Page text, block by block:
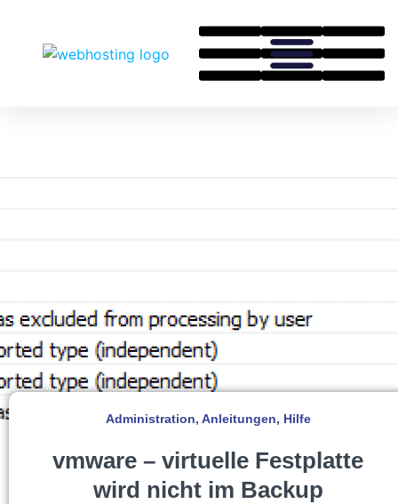
Administration, Anleitungen, Hilfe
vmware – virtuelle Festplatte
wird nicht im Backup